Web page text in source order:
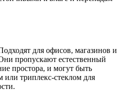
для офисов, магазинов и
пропускают естественный
простора, и могут быть
триплекс-стеклом для